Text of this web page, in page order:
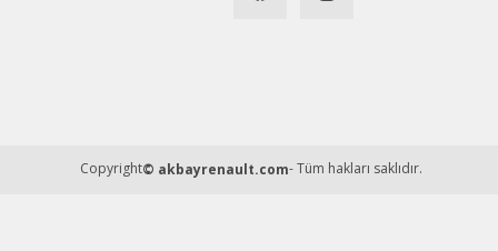
Copyright© akbayrenault.com- Tüm hakları saklıdır.